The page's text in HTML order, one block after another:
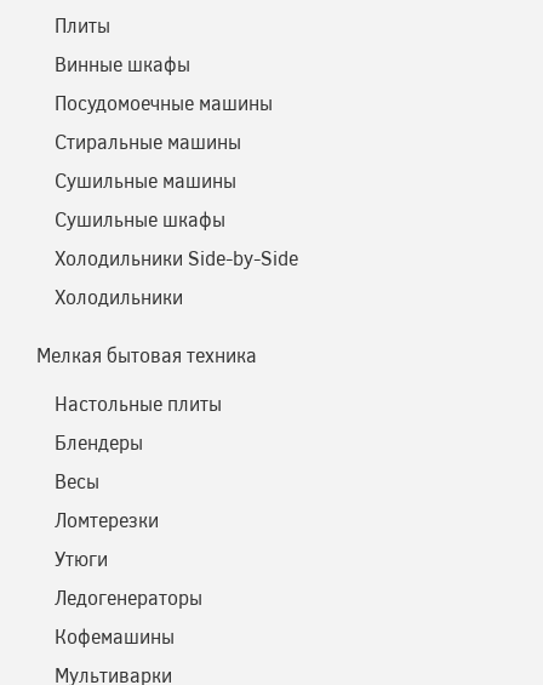
Плиты
Винные шкафы
Посудомоечные машины
Стиральные машины
Сушильные машины
Сушильные шкафы
Холодильники Side-by-Side
Холодильники
Мелкая бытовая техника
Настольные плиты
Блендеры
Весы
Ломтерезки
Утюги
Ледогенераторы
Кофемашины
Мультиварки